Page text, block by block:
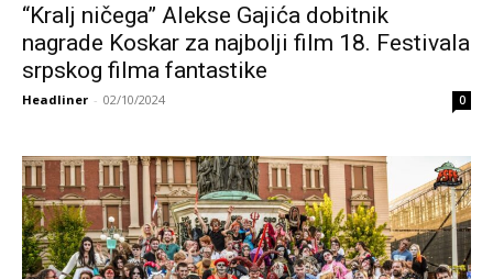
“Kralj ničega” Alekse Gajića dobitnik
nagrade Koskar za najbolji film 18. Festivala
srpskog filma fantastike
Headliner - 02/10/2024 0